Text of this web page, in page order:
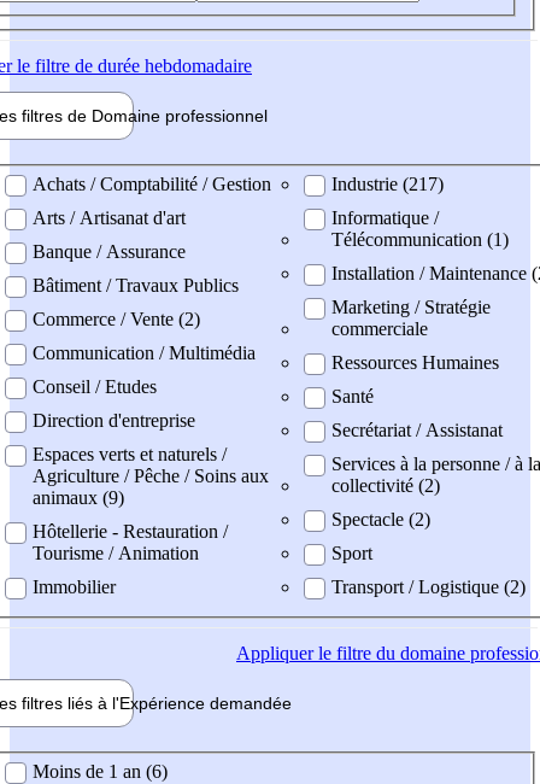
le filtre de durée hebdomadaire
filtres de Domaine professionnel
professionel
Achats / Comptabilité / Gestion
Arts / Artisanat d'art
Banque / Assurance
Bâtiment / Travaux Publics
Commerce / Vente (2)
Communication / Multimédia
Conseil / Etudes
Direction d'entreprise
Espaces verts et naturels /
Agriculture / Pêche / Soins aux
animaux (9)
Hôtellerie - Restauration /
Tourisme / Animation
Immobilier
Industrie (217)
Informatique /
Télécommunication (1)
Installation / Maintenance
Marketing / Stratégie
commerciale
Ressources Humaines
Santé
Secrétariat / Assistanat
Services à la personne / à la
collectivité (2)
Spectacle (2)
Sport
Transport / Logistique (2)
Appliquerle filtre du domaine
filtres liés à l'Expérience demandée
demandée
Moins de 1 an (6)